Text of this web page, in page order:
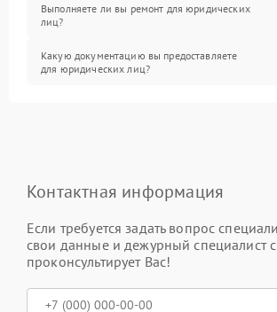
Выполняете ли вы ремонт для юридических
лиц?
Какую документацию вы предоставляете
для юридических лиц?
Контактная информация
Если требуется задать вопрос
свои данные и дежурный специалист
проконсультирует Вас!